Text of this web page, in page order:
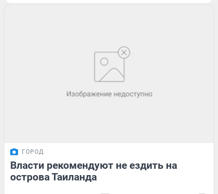
ГОРОД
Власти рекомендуют не ездить на
острова Таиланда